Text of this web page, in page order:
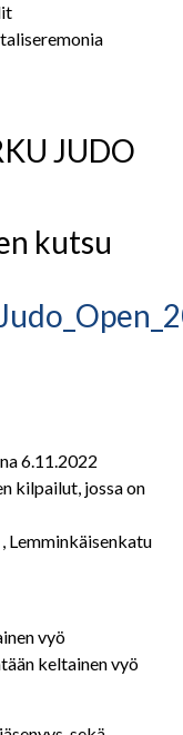
kutsu
6.11.2022
kilpailut, jossa on
Lemminkäisenkatu
vyö
keltainen vyö